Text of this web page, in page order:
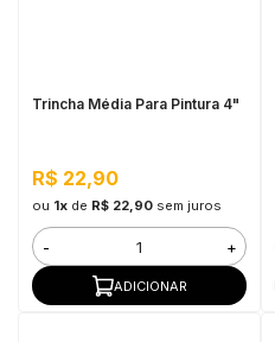
Trincha Média Para Pintura 4"
R$ 22,90
ou 1xde R$ 22,90 sem juros
- +
ADICIONAR